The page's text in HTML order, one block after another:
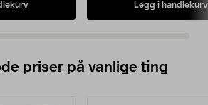
Legg i handlekurv
priser på vanlige ting